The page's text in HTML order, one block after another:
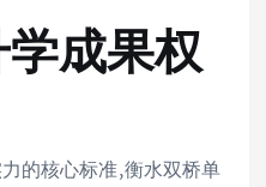
成果权
的核心标准,衡水双桥单